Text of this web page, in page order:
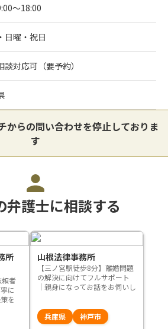
～18:00
日曜・祝日
談対応可（要予約）
からの問い合わせを停止しておりま
す
弁護士に相談する
所
頼者
に
を
山根法律事務所
【三ノ宮駅徒歩8分】離婚問題
の解決に向けてフルサポート
｜親身になってお話をお伺いし
兵庫県
神戸市